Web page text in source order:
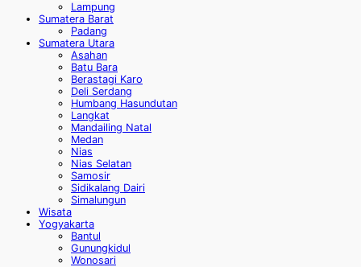
Lampung
Sumatera Barat
Padang
Sumatera Utara
Asahan
Batu Bara
Berastagi Karo
Deli Serdang
Humbang Hasundutan
Langkat
Mandailing Natal
Medan
Nias
Nias Selatan
Samosir
Sidikalang Dairi
Simalungun
Wisata
Yogyakarta
Bantul
Gunungkidul
Wonosari